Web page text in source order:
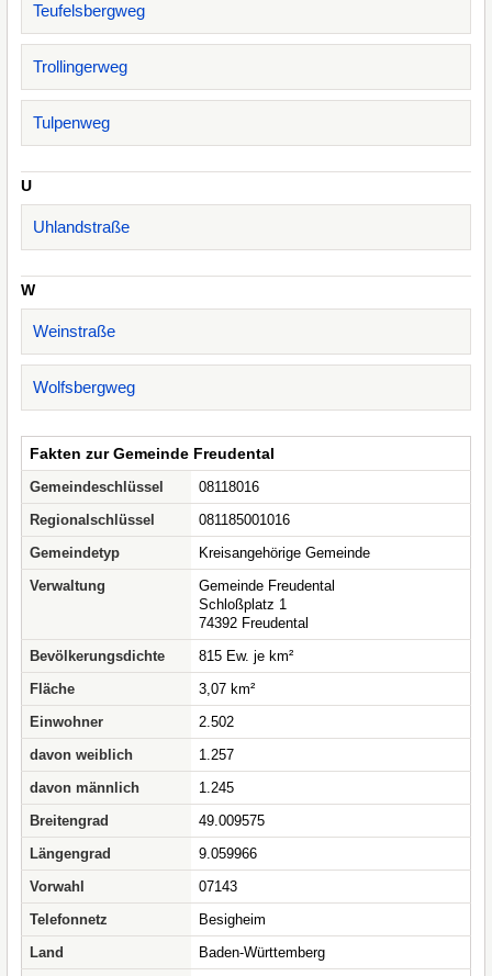
Teufelsbergweg
Trollingerweg
Tulpenweg
U
Uhlandstraße
W
Weinstraße
Wolfsbergweg
Fakten zur Gemeinde Freudental
Gemeindeschlüssel
08118016
Regionalschlüssel
081185001016
Gemeindetyp
Kreisangehörige Gemeinde
Verwaltung
Gemeinde Freudental
Schloßplatz 1
74392 Freudental
Bevölkerungsdichte
815 Ew. je km²
Fläche
3,07 km²
Einwohner
2.502
davon weiblich
1.257
davon männlich
1.245
Breitengrad
49.009575
Längengrad
9.059966
Vorwahl
07143
Telefonnetz
Besigheim
Land
Baden-Württemberg